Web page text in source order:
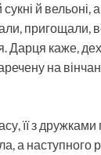
й
Дарця каже,
на
її з
а